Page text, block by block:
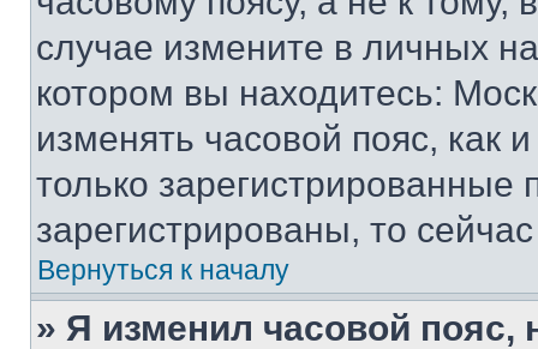
случае измените в личных
котором вы находитесь:
изменять часовой пояс, как
только
зарегистрированы, то
Вернуться к началу
» Я изменил часовой пояс,